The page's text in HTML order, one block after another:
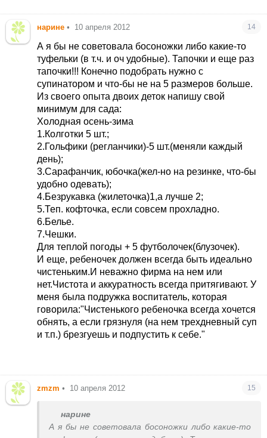
нарине • 10 апреля 2012 14
А я бы не советовала босоножки либо какие-то
туфельки (в т.ч. и оч удобные). Тапочки и еще раз
тапочки!!! Конечно подобрать нужно с
супинатором и что-бы не на 5 размеров больше.
Из своего опыта двоих деток напишу свой
минимум для сада:
Холодная осень-зима
1.Колготки 5 шт.;
2.Гольфики (регланчики)-5 шт.(меняли каждый
день);
3.Сарафанчик, юбочка(жел-но на резинке, что-бы
удобно одевать);
4.Безрукавка (жилеточка)1,а лучше 2;
5.Теп. кофточка, если совсем прохладно.
6.Белье.
7.Чешки.
Для теплой погоды + 5 футболочек(блузочек).
И еще, ребеночек должен всегда быть идеально
чистеньким.И неважно фирма на нем или
нет.Чистота и аккуратность всегда притягивают. У
меня была подружка воспитатель, которая
говорила:"Чистенького ребеночка всегда хочется
обнять, а если грязнуля (на нем трехдневный суп
и т.п.) брезгуешь и подпустить к себе."
zmzm • 10 апреля 2012 15
нарине
А я бы не советовала босоножки либо какие-то